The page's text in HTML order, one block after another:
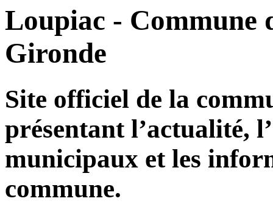
Loupiac - Commune
Gironde
Site officiel de la
présentant l’actualité,
municipaux et les
commune.